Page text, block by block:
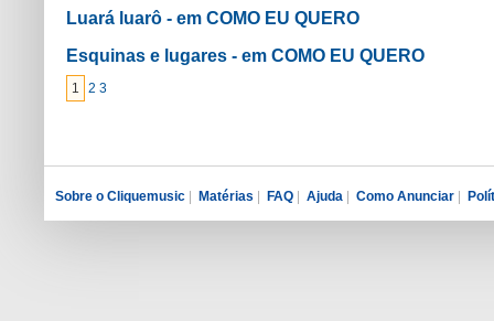
Luará luarô - em COMO EU QUERO
Esquinas e lugares - em COMO EU QUERO
1 2 3
Sobre o Cliquemusic | Matérias | FAQ | Ajuda | Como Anunciar |